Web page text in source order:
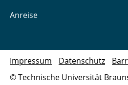
Anreise
© Technische Universität
Impressum Datenschutz